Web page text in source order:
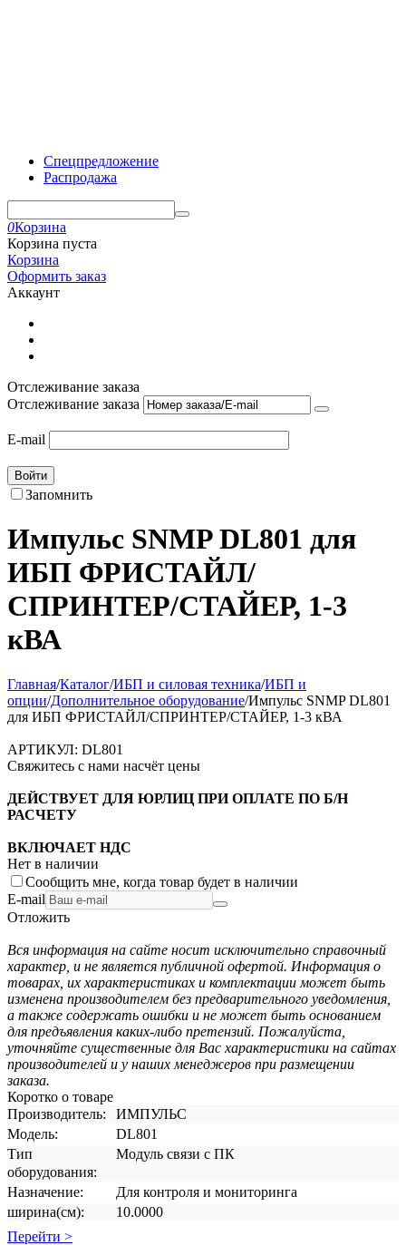
Спецпредложение
Распродажа
0Корзина
Корзина пуста
Корзина
Оформить заказ
Аккаунт
Отслеживание заказа
Отслеживание заказа
E-mail
Войти
Запомнить
Импульс SNMP DL801 для
ИБП ФРИСТАЙЛ/
СПРИНТЕР/СТАЙЕР, 1-3
кВА
Главная/Каталог/ИБП и силовая техника/ИБП и
опции/Дополнительное оборудование/Импульс SNMP DL801
для ИБП ФРИСТАЙЛ/СПРИНТЕР/СТАЙЕР, 1-3 кВА
АРТИКУЛ: DL801
Свяжитесь с нами насчёт цены
ДЕЙСТВУЕТ ДЛЯ ЮРЛИЦ ПРИ ОПЛАТЕ ПО Б/Н
РАСЧЕТУ
ВКЛЮЧАЕТ НДС
Нет в наличии
Сообщить мне, когда товар будет в наличии
E-mail
Отложить
Вся информация на сайте носит исключительно справочный
характер, и не является публичной офертой. Информация о
товарах, их характеристиках и комплектации может быть
изменена производителем без предварительного уведомления,
а также содержать ошибки и не может быть основанием
для предъявления каких-либо претензий. Пожалуйста,
уточняйте существенные для Вас характеристики на сайтах
производителей и у наших менеджеров при размещении
заказа.
Коротко о товаре
Производитель:
ИМПУЛЬС
Модель:
DL801
Тип
оборудования:
Модуль связи с ПК
Назначение:
Для контроля и мониторинга
ширина(см):
10.0000
Перейти >